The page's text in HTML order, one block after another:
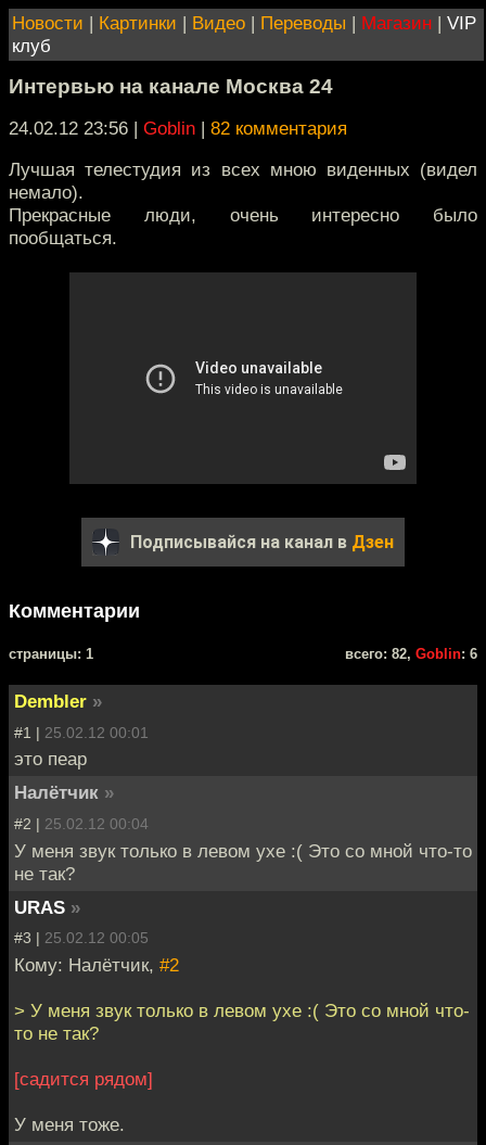
Новости | Картинки | Видео | Переводы | Магазин | VIP
клуб
Интервью на канале Москва 24
24.02.12 23:56 | Goblin | 82 комментария
Лучшая телестудия из всех мною виденных (видел
немало).
Прекрасные люди, очень интересно было
пообщаться.
Подписывайся на канал в Дзен
Комментарии
cтраницы: 1 всего: 82, Goblin: 6
Dembler »
#1 | 25.02.12 00:01
это пеар
Налётчик »
#2 | 25.02.12 00:04
У меня звук только в левом ухе :( Это со мной что-то
не так?
URAS »
#3 | 25.02.12 00:05
Кому: Налётчик, #2
> У меня звук только в левом ухе :( Это со мной что-
то не так?
[садится рядом]
У меня тоже.